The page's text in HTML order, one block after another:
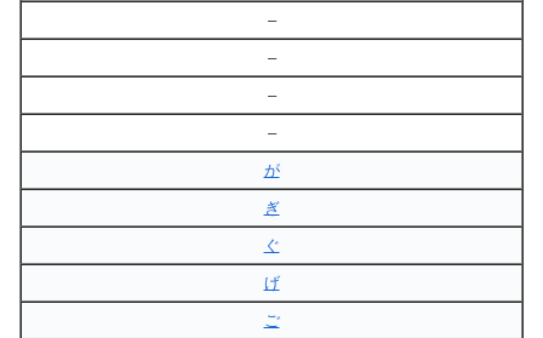
–
–
–
–
が
ぎ
ぐ
げ
ご